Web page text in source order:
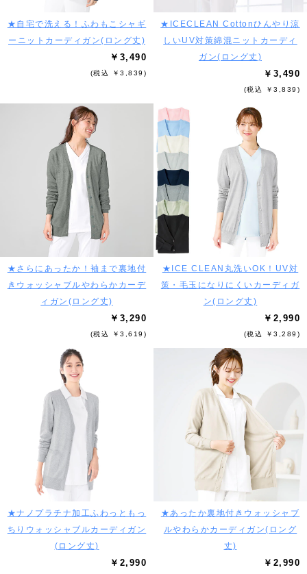
★自宅で洗える！ふわもこシャギ
ーニットカーディガン(ロング丈)
￥3,490
(税込 ￥3,839)
★ICECLEAN Cottonひんやり涼
しいUV対策綿混ニットカーディ
ガン(ロング丈)
￥3,490
(税込 ￥3,839)
★さらにあったか！袖まで裏地付
きウォッシャブルやわらかカーデ
ィガン(ロング丈)
￥3,290
(税込 ￥3,619)
★ICE CLEAN丸洗いOK！UV対
策・毛玉になりにくいカーディガ
ン(ロング丈)
￥2,990
(税込 ￥3,289)
★ナノプラチナ加工ふわっともっ
ちりウォッシャブルカーディガン
(ロング丈)
￥2,990
★あったか裏地付きウォッシャブ
ルやわらかカーディガン(ロング
丈)
￥2,990